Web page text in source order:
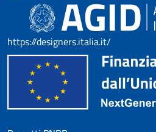
https://designers.italia.it/